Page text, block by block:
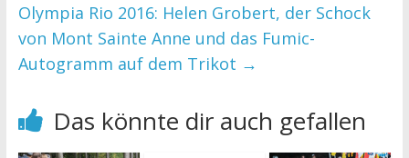
Olympia Rio 2016: Helen Grobert, der Schock
von Mont Sainte Anne und das Fumic-
Autogramm auf dem Trikot →
Das könnte dir auch gefallen